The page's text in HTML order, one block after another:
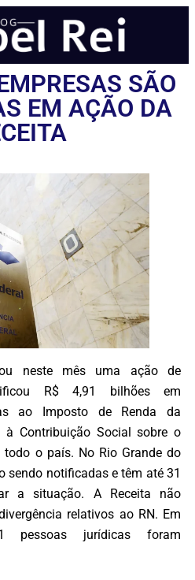
SÃO
EM AÇÃO DA
neste mês uma ação de
R$ 4,91 bilhões em
ao Imposto de Renda da
à Contribuição Social sobre o
o país. No Rio Grande do
sendo notificadas e têm até 31
a situação. A Receita não
relativos ao RN. Em
pessoas jurídicas foram